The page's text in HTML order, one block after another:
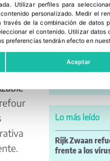
Noticias a mi
Lo más leído
Rijk Zwaan
frente a los
. Utilizar perfiles para
personalizado. Medir el
de la combinación de datos
el contenido. Utilizar datos
preferencias tendrán efecto en
Aceptar